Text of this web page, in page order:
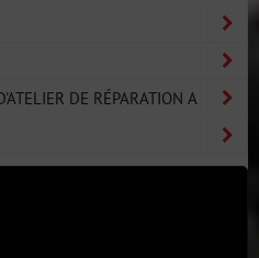
DE RÉPARATION A